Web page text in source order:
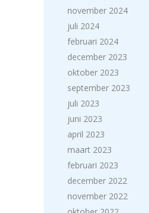
november 2024
juli 2024
februari 2024
december 2023
oktober 2023
september 2023
juli 2023
juni 2023
april 2023
maart 2023
februari 2023
december 2022
november 2022